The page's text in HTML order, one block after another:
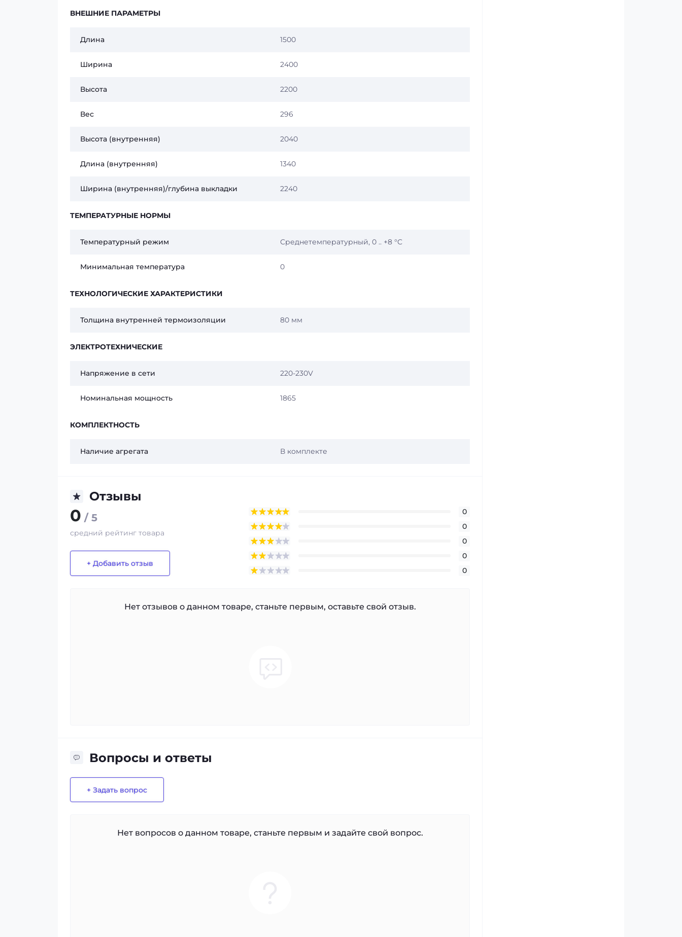
ВНЕШНИЕ ПАРАМЕТРЫ
Длина 1500
Ширина 2400
Высота 2200
Вес 296
Высота (внутренняя) 2040
Длина (внутренняя) 1340
Ширина (внутренняя)/глубина выкладки 2240
ТЕМПЕРАТУРНЫЕ НОРМЫ
Температурный режим Среднетемпературный, 0 .. +8 °C
Минимальная температура 0
ТЕХНОЛОГИЧЕСКИЕ ХАРАКТЕРИСТИКИ
Толщина внутренней термоизоляции 80 мм
ЭЛЕКТРОТЕХНИЧЕСКИЕ
Напряжение в сети 220-230V
Номинальная мощность 1865
КОМПЛЕКТНОСТЬ
Наличие агрегата В комплекте
Отзывы
0 / 5
средний рейтинг товара
+ Добавить отзыв
0
0
0
0
0
Нет отзывов о данном товаре, станьте первым, оставьте свой отзыв.
Вопросы и ответы
+ Задать вопрос
Нет вопросов о данном товаре, станьте первым и задайте свой вопрос.